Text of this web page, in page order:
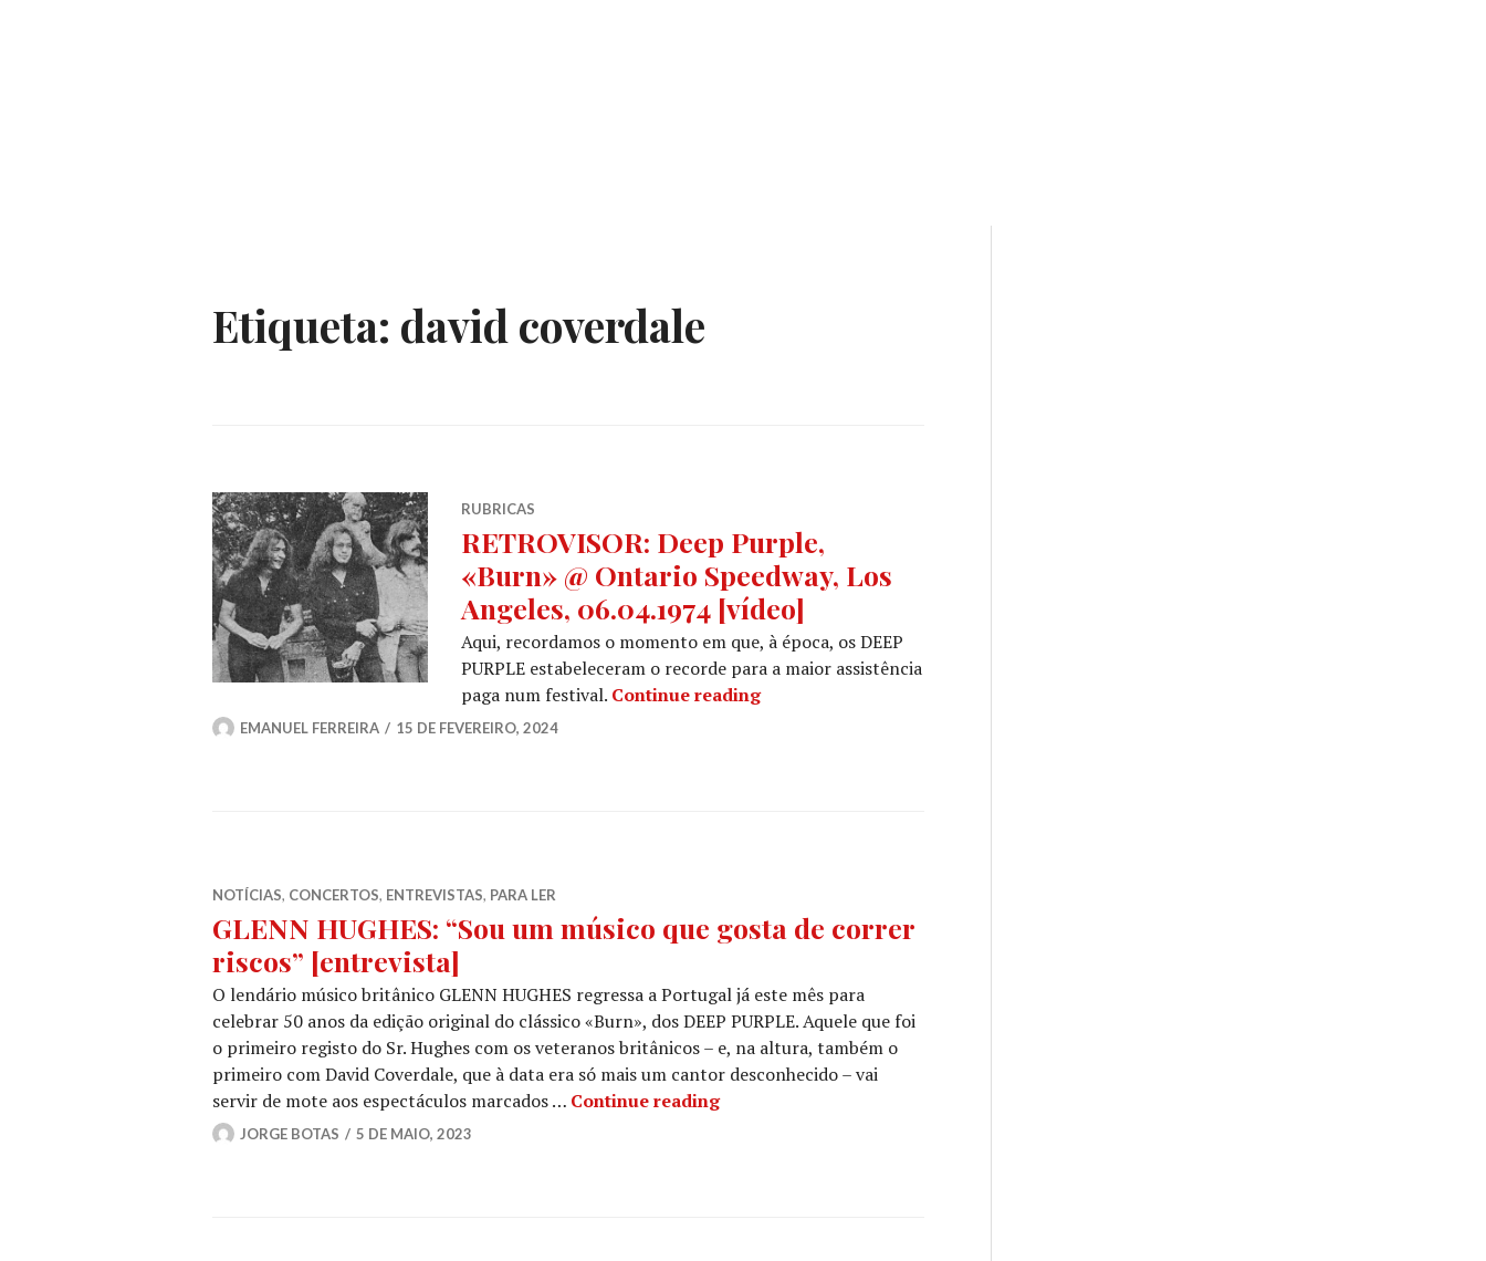
Etiqueta: david coverdale
RUBRICAS
RETROVISOR: Deep Purple,
«Burn» @ Ontario Speedway, Los
Angeles, 06.04.1974 [vídeo]
Aqui, recordamos o momento em que, à época, os DEEP
PURPLE estabeleceram o recorde para a maior assistência
paga num festival. Continue readingRETROVISOR: Deep Purple, «Burn» @ Ontario Speedway, Los Angeles, 06.04.1974
EMANUEL FERREIRA 15 DE FEVEREIRO, 2024
NOTÍCIAS, CONCERTOS, ENTREVISTAS, PARA LER
GLENN HUGHES: “Sou um músico que gosta de correr
riscos” [entrevista]
O lendário músico britânico GLENN HUGHES regressa a Portugal já este mês para
celebrar 50 anos da edição original do clássico «Burn», dos DEEP PURPLE. Aquele que foi
o primeiro registo do Sr. Hughes com os veteranos britânicos – e, na altura, também o
primeiro com David Coverdale, que à data era só mais um cantor desconhecido – vai
servir de mote aos espectáculos marcados … Continue readingGLENN HUGHES: “Sou um músico que gosta de correr riscos” [entrevista]
JORGE BOTAS 5 DE MAIO, 2023